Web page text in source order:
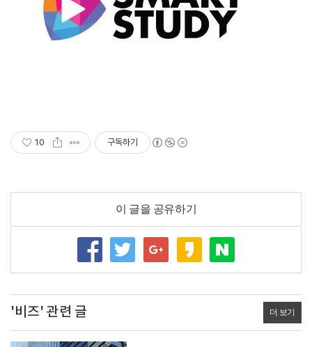
10 구독하기
이 글을 공유하기
'비즈' 관련 글 더 보기